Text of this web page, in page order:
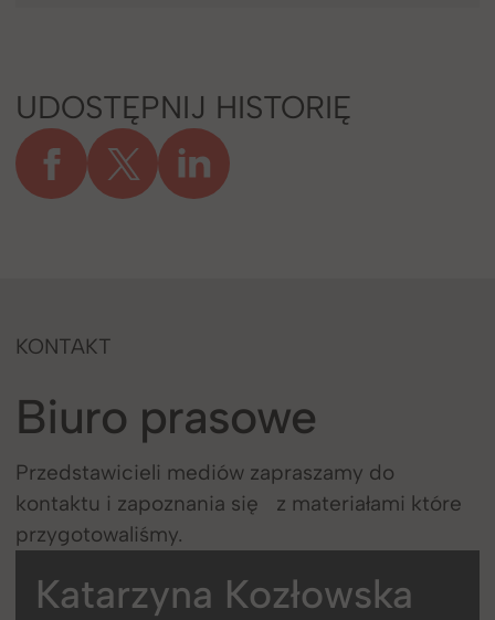
UDOSTĘPNIJ HISTORIĘ
KONTAKT
Biuro prasowe
Przedstawicieli mediów zapraszamy do
kontaktu i zapoznania się z materiałami które
przygotowaliśmy.
Katarzyna Kozłowska